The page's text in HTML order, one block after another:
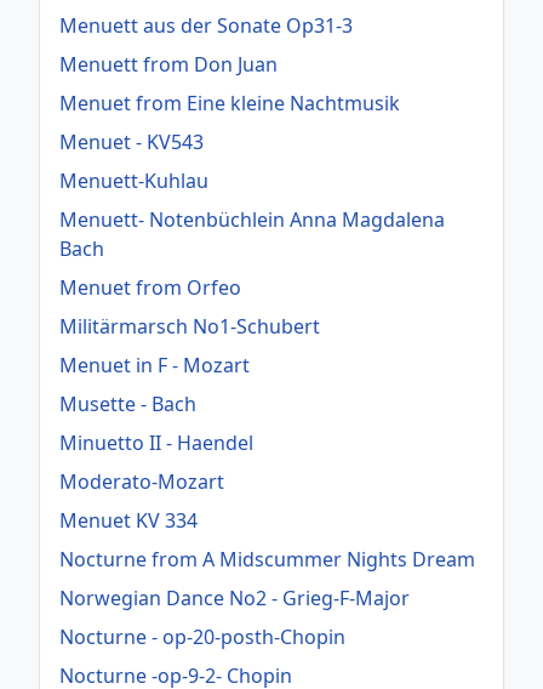
Menuett aus der Sonate Op31-3
Menuett from Don Juan
Menuet from Eine kleine Nachtmusik
Menuet - KV543
Menuett-Kuhlau
Menuett- Notenbüchlein Anna Magdalena
Bach
Menuet from Orfeo
Militärmarsch No1-Schubert
Menuet in F - Mozart
Musette - Bach
Minuetto II - Haendel
Moderato-Mozart
Menuet KV 334
Nocturne from A Midscummer Nights Dream
Norwegian Dance No2 - Grieg-F-Major
Nocturne - op-20-posth-Chopin
Nocturne -op-9-2- Chopin